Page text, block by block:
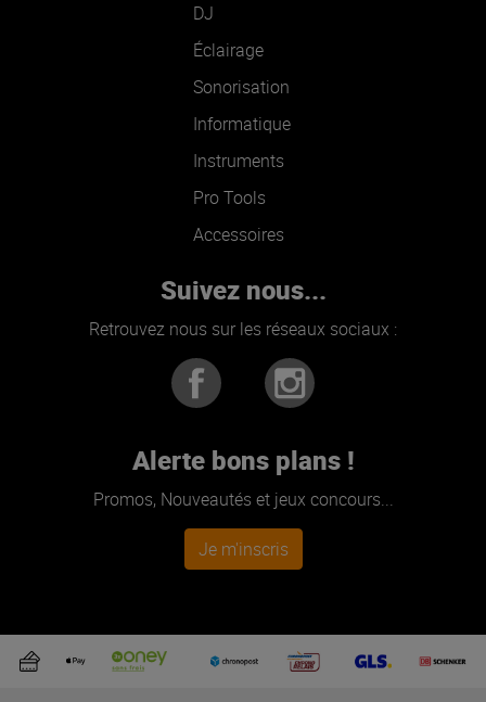
DJ
Éclairage
Sonorisation
Informatique
Instruments
Pro Tools
Accessoires
Suivez nous...
Retrouvez nous sur les réseaux sociaux :
Alerte bons plans !
Promos, Nouveautés et jeux concours...
Je m'inscris